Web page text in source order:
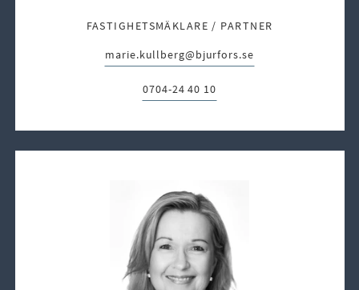
FASTIGHETSMÄKLARE / PARTNER
E-post:
marie.kullberg@bjurfors.se
Telefon:
0704-24 40 10